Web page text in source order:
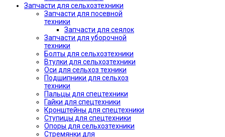
Запчасти для сельхозтехники
Запчасти для посевной
техники
Запчасти для сеялок
Запчасти для уборочной
техники
Болты для сельхозтехники
Втулки для сельхозтехники
Оси для сельхоз техники
Подшипники для сельхоз
техники
Пальцы для спецтехники
Гайки для спецтехники
Кронштейны для спецтехники
Ступицы для спецтехники
Опоры для сельхозтехники
Стремянки для